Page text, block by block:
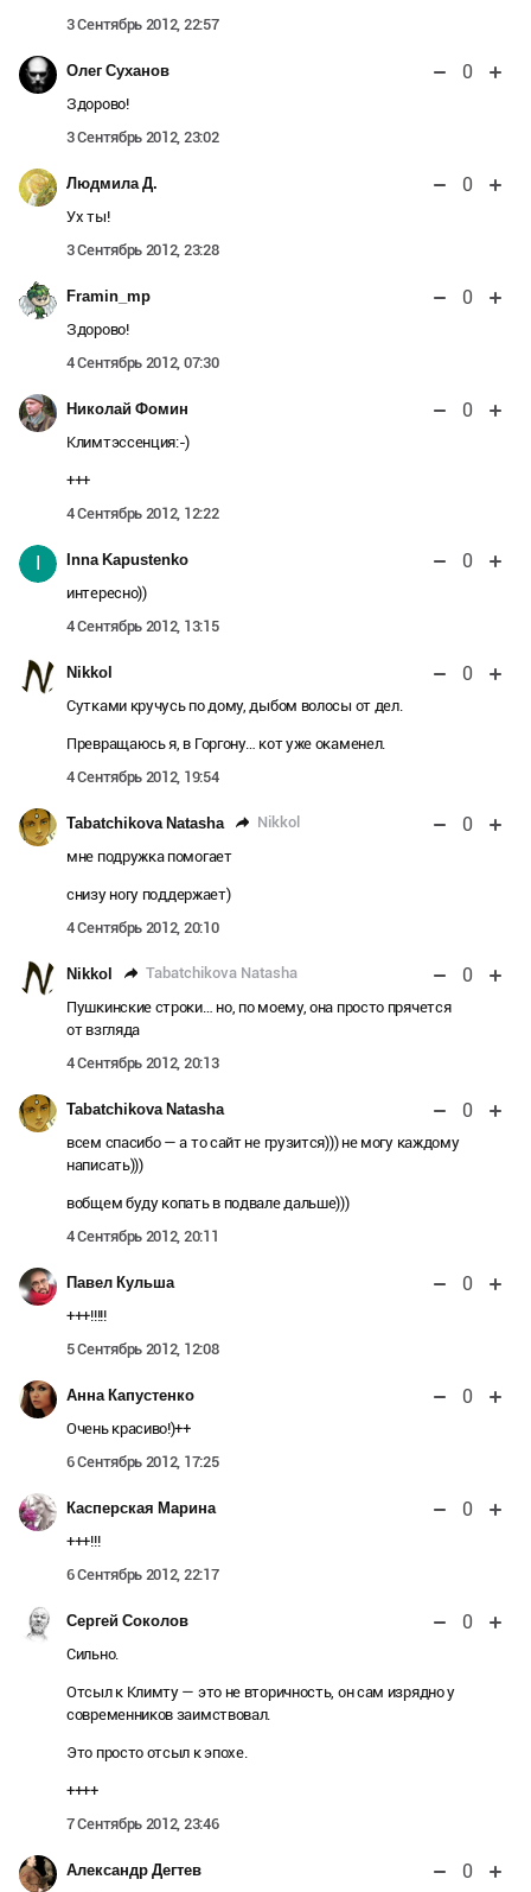
3 Сентябрь 2012, 22:57
Олег Суханов 0
Здорово!
3 Сентябрь 2012, 23:02
Людмила Д. 0
Ух ты!
3 Сентябрь 2012, 23:28
Framin_mp 0
Здорово!
4 Сентябрь 2012, 07:30
Николай Фомин 0
Климтэссенция:-)
+++
4 Сентябрь 2012, 12:22
I Inna Kapustenko 0
интересно))
4 Сентябрь 2012, 13:15
Nikkol 0
Сутками кручусь по дому, дыбом волосы от дел.
Превращаюсь я, в Горгону… кот уже окаменел.
4 Сентябрь 2012, 19:54
Tabatchikova Natasha Nikkol 0
мне подружка помогает
снизу ногу поддержает)
4 Сентябрь 2012, 20:10
Nikkol Tabatchikova Natasha 0
Пушкинские строки… но, по моему, она просто прячется
от взгляда
4 Сентябрь 2012, 20:13
Tabatchikova Natasha 0
всем спасибо — а то сайт не грузится))) не могу каждому
написать)))
вобщем буду копать в подвале дальше)))
4 Сентябрь 2012, 20:11
Павел Кульша 0
+++!!!!!
5 Сентябрь 2012, 12:08
Анна Капустенко 0
Очень красиво!)++
6 Сентябрь 2012, 17:25
Касперская Марина 0
+++!!!
6 Сентябрь 2012, 22:17
Сергей Соколов 0
Сильно.
Отсыл к Климту — это не вторичность, он сам изрядно у
современников заимствовал.
Это просто отсыл к эпохе.
++++
7 Сентябрь 2012, 23:46
Александр Дегтев 0